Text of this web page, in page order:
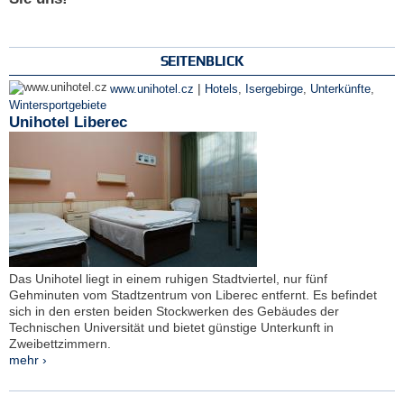
SEITENBLICK
www.unihotel.cz | Hotels, Isergebirge, Unterkünfte,
Wintersportgebiete
Unihotel Liberec
Das Unihotel liegt in einem ruhigen Stadtviertel, nur fünf
Gehminuten vom Stadtzentrum von Liberec entfernt. Es befindet
sich in den ersten beiden Stockwerken des Gebäudes der
Technischen Universität und bietet günstige Unterkunft in
Zweibettzimmern.
mehr ›